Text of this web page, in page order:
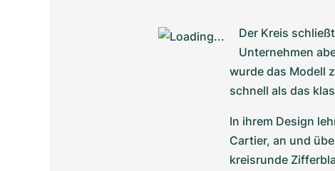
Der Kreis
Unternehmen
wurde das Modell
schnell als das
In ihrem Design
Cartier, an und
kreisrunde